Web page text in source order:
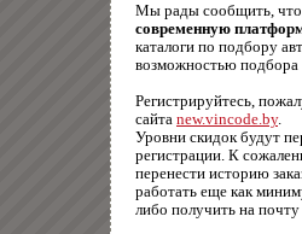
Мы рады сообщить,
современную
каталоги по подбору
возможностью подбора
Регистрируйтесь,
сайта new.vincode.by.
Уровни скидок будут
регистрации. К
перенести историю
работать еще как
либо получить на